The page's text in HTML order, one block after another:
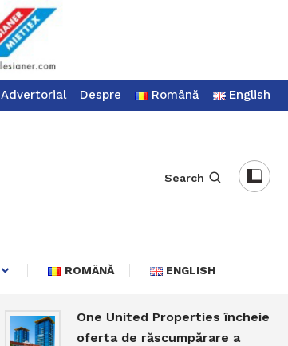
Advertorial Despre Română English
Search
ROMÂNĂ ENGLISH
One United Properties încheie
oferta de răscumpărare a